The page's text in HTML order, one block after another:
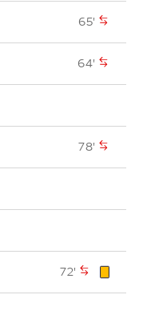
65'
64'
78'
72'